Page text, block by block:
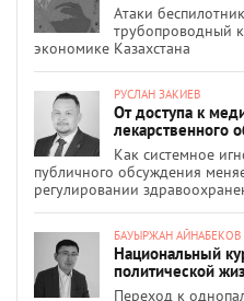
Атаки
трубопроводный
экономике Казахстана
РУСЛАН ЗАКИЕВ
От доступа к
лекарственного
Как системное
публичного обсуждения
регулировании
БАУЫРЖАН АЙНАБЕКОВ
Национальный
политической
Переход к